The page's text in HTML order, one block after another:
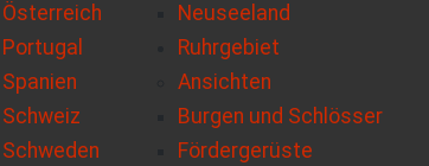
Österreich
Portugal
Spanien
Schweiz
Schweden
Neuseeland
Ruhrgebiet
Ansichten
Burgen und Schlösser
Fördergerüste